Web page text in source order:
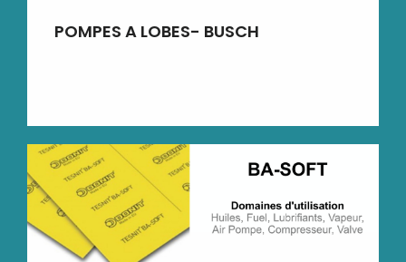
POMPES A LOBES- BUSCH